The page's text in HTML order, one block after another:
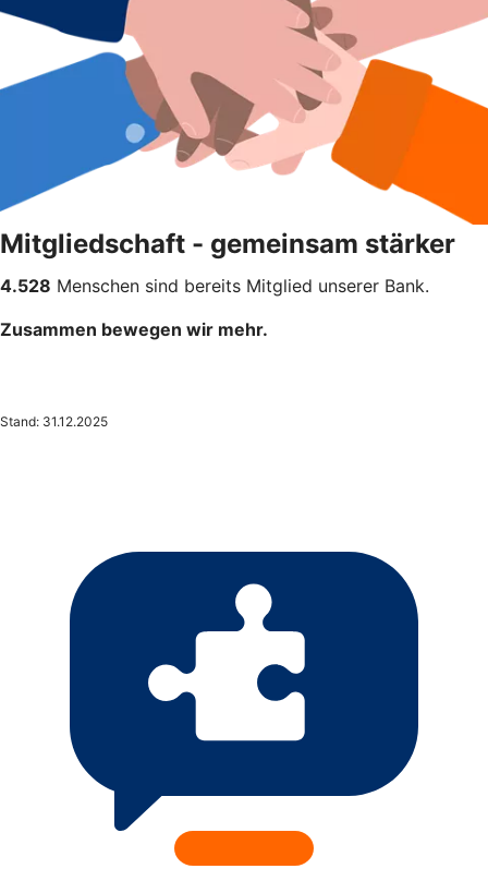
Mitgliedschaft - gemeinsam stärker
4.528 Menschen sind bereits Mitglied unserer Bank.
Zusammen bewegen wir mehr.
Stand: 31.12.2025